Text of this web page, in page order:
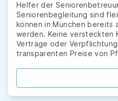
Helfer der
Seniorenbegleitung sind
können in München bereits
werden. Keine versteckten
Verträge oder
transparenten Preise von